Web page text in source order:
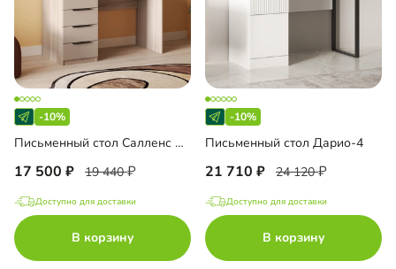
-10%
Письменный стол Салленс Премиум
17 500 19 440
Доступно для доставки
В корзину
-10%
Письменный стол Дарио-4
21 710 24 120
Доступно для доставки
В корзину